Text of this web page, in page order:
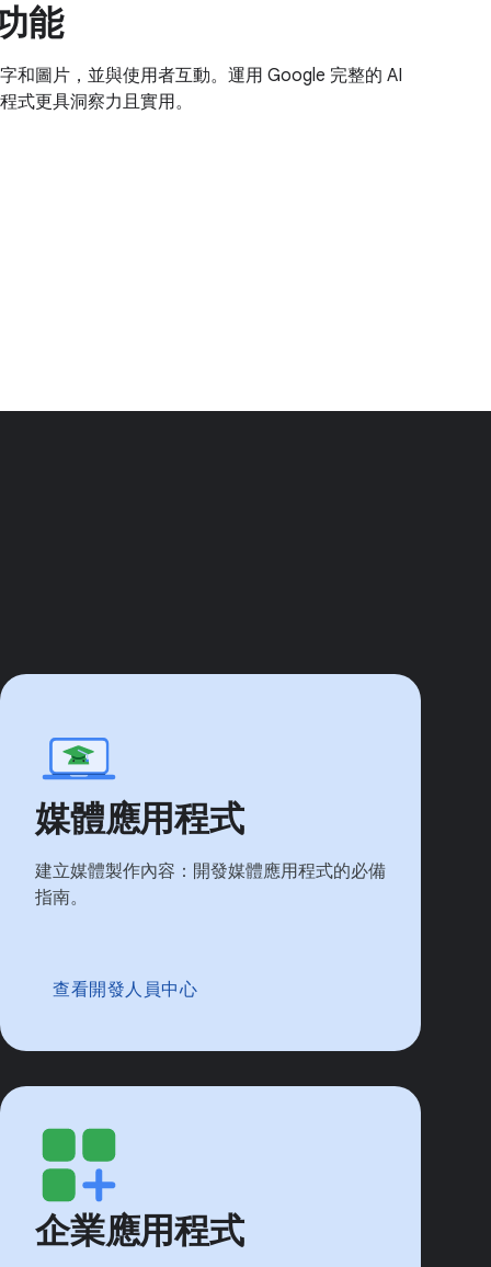
能
和圖片，並與使用者互動。運用 Google 完整的 AI
式更具洞察力且實用。
媒體應用程式
建立媒體製作內容：開發媒體應用程式的必備
指南。
查看開發人員中心
企業應用程式